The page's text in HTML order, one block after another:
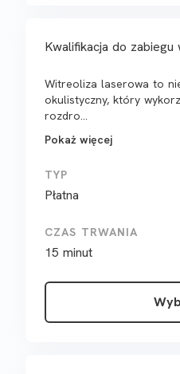
Kwalifikacja do
Witreoliza laserowa to
okulistyczny, który
rozdro...
Pokaż więcej
TYP
Płatna
CZAS TRWANIA
15 minut